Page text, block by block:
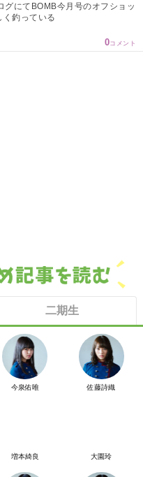
グにてBOMB今月号のオフショッ
く釣っている
0コメント
二期生
今泉佑唯 佐藤詩織
増本綺良 大園玲